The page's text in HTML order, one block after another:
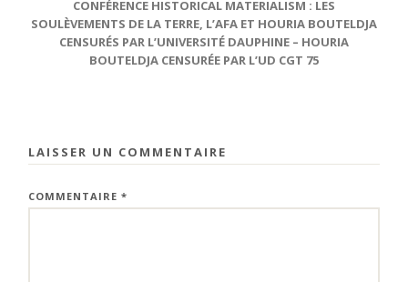
CONFÉRENCE HISTORICAL MATERIALISM : LES
SOULÈVEMENTS DE LA TERRE, L’AFA ET HOURIA BOUTELDJA
CENSURÉS PAR L’UNIVERSITÉ DAUPHINE – HOURIA
BOUTELDJA CENSURÉE PAR L’UD CGT 75
LAISSER UN COMMENTAIRE
COMMENTAIRE*